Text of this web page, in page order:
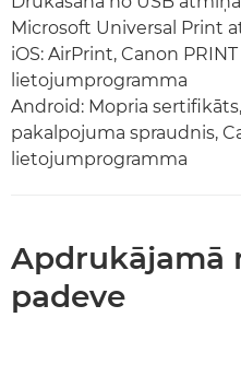
Microsoft Universal Print
iOS: AirPrint, Canon
lietojumprogramma
Android: Mopria
pakalpojuma spraudnis,
lietojumprogramma
Apdrukājamā
padeve